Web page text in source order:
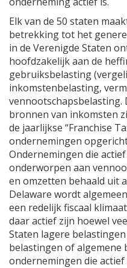
Elk van de 50 staten
betrekking tot het
in de Verenigde Staten
hoofdzakelijk aan de
gebruiksbelasting
inkomstenbelasting,
vennootschapsbelasting.
bronnen van inkomsten
de jaarlijkse “Franchise
ondernemingen
Ondernemingen die
onderworpen aan
en omzetten behaald uit
Delaware wordt
een redelijk fiscaal
daar actief zijn hoewel
Staten lagere
belastingen of algemene
ondernemingen die